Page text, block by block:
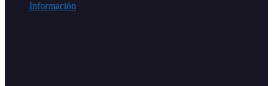
Información